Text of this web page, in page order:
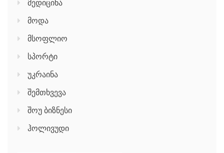
მედიცინა
მოდა
მსოფლიო
სპორტი
უკრაინა
შემთხვევა
შოუ ბიზნესი
ჰოლივუდი